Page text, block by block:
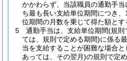
かかわらず、当該職員の通勤手
ち最も長い支給単位期間につき
位期間の月数を乗じて得た額とす
5
通勤手当は、支給単位期間(規則
ては、規則で定める期間)に係る
当を支給することが困難な場合
あっては、その翌月)の規則で定